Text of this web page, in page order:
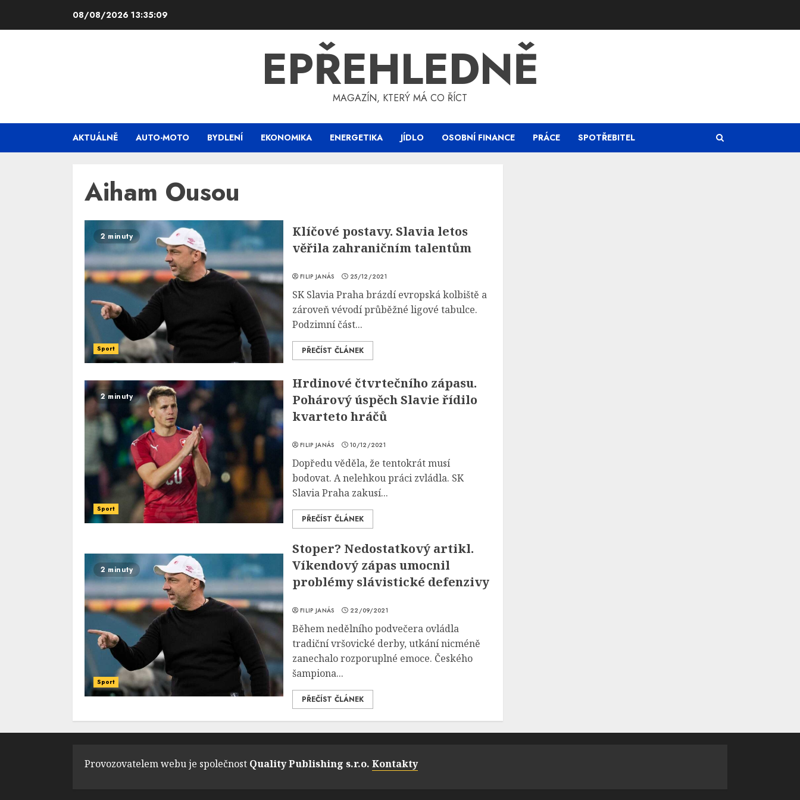
08/08/2026 13:35:10
EPŘEHLEDNĚ
MAGAZÍN, KTERÝ MÁ CO ŘÍCT
AKTUÁLNĚ AUTO-MOTO BYDLENÍ EKONOMIKA ENERGETIKA JÍDLO OSOBNÍ FINANCE PRÁCE SPOTŘEBITEL
Aiham Ousou
2 minuty
Sport
Klíčové postavy. Slavia letos
věřila zahraničním talentům
FILIP JANÁS 25/12/2021
SK Slavia Praha brázdí evropská kolbiště a
zároveň vévodí průběžné ligové tabulce.
Podzimní část...
PŘEČÍST ČLÁNEK
2 minuty
Sport
Hrdinové čtvrtečního zápasu.
Pohárový úspěch Slavie řídilo
kvarteto hráčů
FILIP JANÁS 10/12/2021
Dopředu věděla, že tentokrát musí
bodovat. A nelehkou práci zvládla. SK
Slavia Praha zakusí...
PŘEČÍST ČLÁNEK
2 minuty
Sport
Stoper? Nedostatkový artikl.
Víkendový zápas umocnil
problémy slávistické defenzivy
FILIP JANÁS 22/09/2021
Během nedělního podvečera ovládla
tradiční vršovické derby, utkání nicméně
zanechalo rozporuplné emoce. Českého
šampiona...
PŘEČÍST ČLÁNEK
Provozovatelem webu je společnost Quality Publishing s.r.o. Kontakty